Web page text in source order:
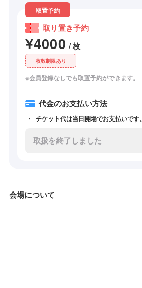
取置予約
取り置き‪‪予約
¥4000 / 枚
枚数制限あり
※会員登録なしでも取置予約ができます。
代金のお支払い方法
チケット代は当日開場でお支払いです。
取扱を終了しました
会場について